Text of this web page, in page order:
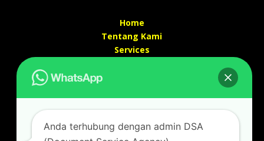
Home
Tentang Kami
Services
Alamat kantor :
Jl Swadaya Pam No 6 Rt 006 Rw 007 Jatinegara,
Cakung, Jakarta Timur 13930
Anda terhubung dengan admin DSA